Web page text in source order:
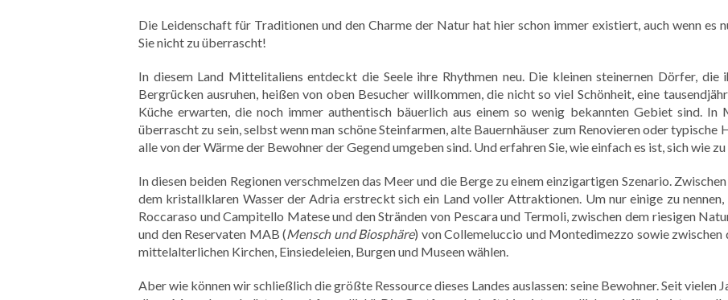
Die Leidenschaft für Traditionen und den Charme der Natur hat hier schon immer existiert, auch wenn es
Sie nicht zu überrascht!
In diesem Land Mittelitaliens entdeckt die Seele ihre Rhythmen neu. Die kleinen steinernen Dörfer, die
Bergrücken ausruhen, heißen von oben Besucher willkommen, die nicht so viel Schönheit, eine
Küche erwarten, die noch immer authentisch bäuerlich aus einem so wenig bekannten Gebiet sind.
überrascht zu sein, selbst wenn man schöne Steinfarmen, alte Bauernhäuser zum Renovieren oder
alle von der Wärme der Bewohner der Gegend umgeben sind. Und erfahren Sie, wie einfach es ist, sich wie
In diesen beiden Regionen verschmelzen das Meer und die Berge zu einem einzigartigen Szenario.
dem kristallklaren Wasser der Adria erstreckt sich ein Land voller Attraktionen. Um nur einige zu nennen,
Roccaraso und Campitello Matese und den Stränden von Pescara und Termoli, zwischen dem riesigen
und den Reservaten MAB (Mensch und Biosphäre) von Collemeluccio und Montedimezzo sowie zwischen
mittelalterlichen Kirchen, Einsiedeleien, Burgen und Museen wählen.
Aber wie können wir schließlich die größte Ressource dieses Landes auslassen: seine Bewohner. Seit